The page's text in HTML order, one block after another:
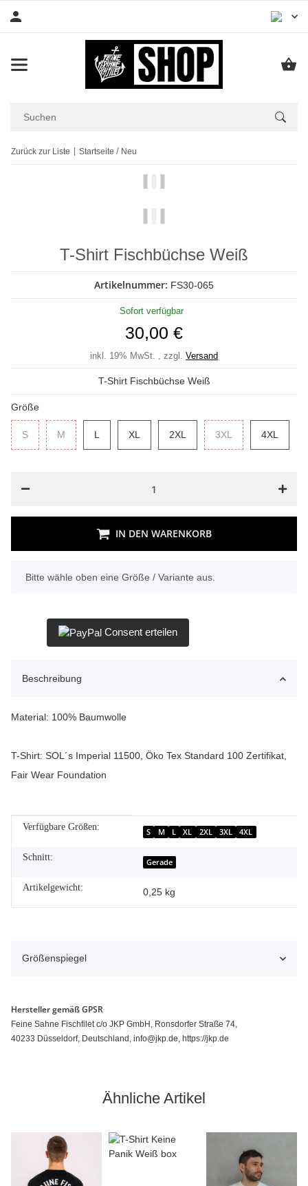
Zurück zur Liste Startseite Neu
T-Shirt Fischbüchse Weiß
Artikelnummer: FS30-065
Sofort verfügbar
30,00 €
inkl. 19% MwSt. , zzgl. Versand
T-Shirt Fischbüchse Weiß
Größe
SS M L L XL XL 2XL 2XL 3XL 3XL 4XL 4XL
IN DEN WARENKORB
x
Bitte wähle oben eine Größe / Variante aus.
Consent erteilen
Beschreibung
Material: 100% Baumwolle
T-Shirt: SOL´s Imperial 11500, Öko Tex Standard 100 Zertifikat,
Fair Wear Foundation
Produkteigenschaft
Wert
Verfügbare Größen: S M L XL 2XL 3XL 4XL
Schnitt: Gerade
Artikelgewicht: 0,25 kg
Größenspiegel
Hersteller gemäß GPSR
Feine Sahne Fischfilet c/o JKP GmbH, Ronsdorfer Straße 74,
40233 Düsseldorf, Deutschland, info@jkp.de, https://jkp.de
Ähnliche Artikel